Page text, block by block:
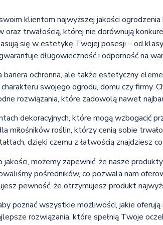
klientom najwyższej jakości
trwałością, której nie dorównują
się w estetykę Twojej posesji – od
długowieczność i odporność na
ochronna, ale także estetyczny
swojego ogrodu, domu czy firmy.
rozwiązania, które zadowolą nawet
dekoracyjnych, które mogą wzbogacić
miłośników roślin, którzy cenią sobie
dzięki czemu z łatwością znajdziesz
możemy zapewnić, że nasze
pośredników, co pozwala nam
pewność, że otrzymujesz produkt
poznać wszystkie możliwości, jakie
rozwiązania, które spełnią Twoje